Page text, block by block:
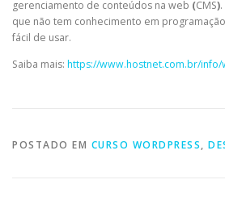
gerenciamento de conteúdos na web (CMS)
que não tem conhecimento em
fácil de usar.
Saiba mais: https://www.hostnet.com.br/
POSTADO EM CURSO WORDPRESS,